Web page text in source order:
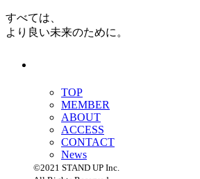
すべては、
より良い未来のために。
TOP
MEMBER
ABOUT
ACCESS
CONTACT
News
©2021 STAND UP Inc.